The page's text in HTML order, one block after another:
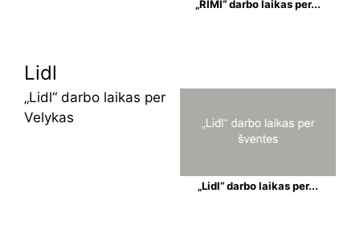
„RIMI“ darbo laikas per...
Lidl
„Lidl“ darbo laikas per
Velykas
„Lidl“ darbo laikas per...